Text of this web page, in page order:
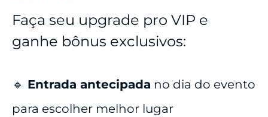
Faça seu upgrade pro VIP e
ganhe bônus exclusivos:
🔹 Entrada antecipada no dia do evento
para escolher melhor lugar